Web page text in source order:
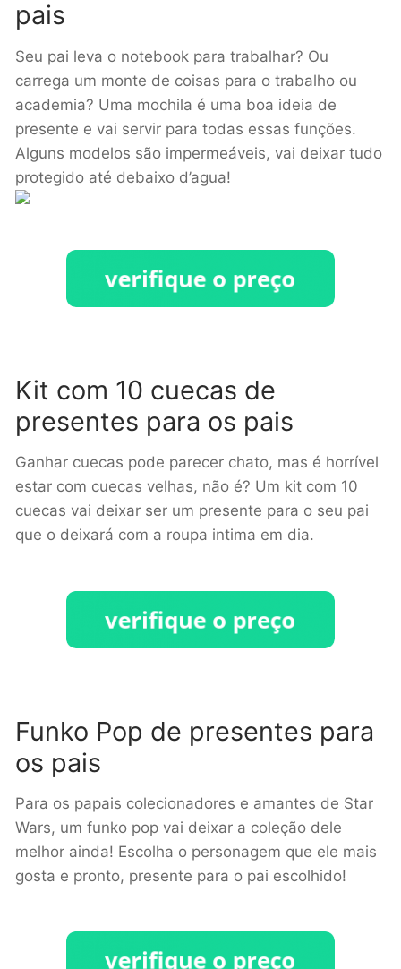
pais
Seu pai leva o notebook para trabalhar? Ou
carrega um monte de coisas para o trabalho ou
academia? Uma mochila é uma boa ideia de
presente e vai servir para todas essas funções.
Alguns modelos são impermeáveis, vai deixar tudo
protegido até debaixo d’agua!
Kit com 10 cuecas de
presentes para os pais
Ganhar cuecas pode parecer chato, mas é horrível
estar com cuecas velhas, não é? Um kit com 10
cuecas vai deixar ser um presente para o seu pai
que o deixará com a roupa intima em dia.
Funko Pop de presentes para
os pais
Para os papais colecionadores e amantes de Star
Wars, um funko pop vai deixar a coleção dele
melhor ainda! Escolha o personagem que ele mais
gosta e pronto, presente para o pai escolhido!